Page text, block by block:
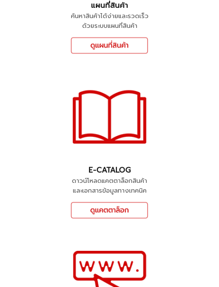
แผนที่สินค้า
ค้นหาสินค้าได้ง่ายและรวดเร็ว
ด้วยระบบแผนที่สินค้า
E-CATALOG
ดาวน์โหลดแคตตาล็อกสินค้า
และเอกสารข้อมูลทางเทคนิค